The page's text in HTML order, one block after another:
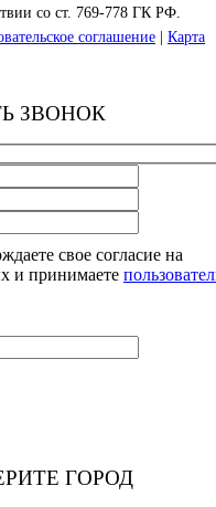
со ст. 769-778 ГК РФ.
соглашение | Карта
ЗВОНОК
свое согласие на
и принимаете
ГОРОД